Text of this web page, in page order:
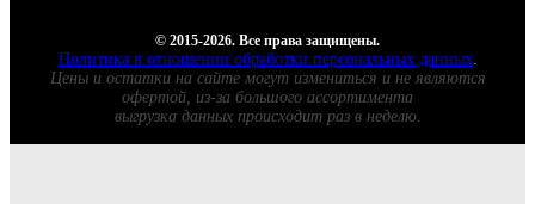
© 2015-2026. Все права защищены.
Политика в отношении обработки персональных данных.
Цены и остатки на сайте могут измениться и не являются
офертой, из-за большого ассортимента
выгрузка данных происходит раз в неделю.